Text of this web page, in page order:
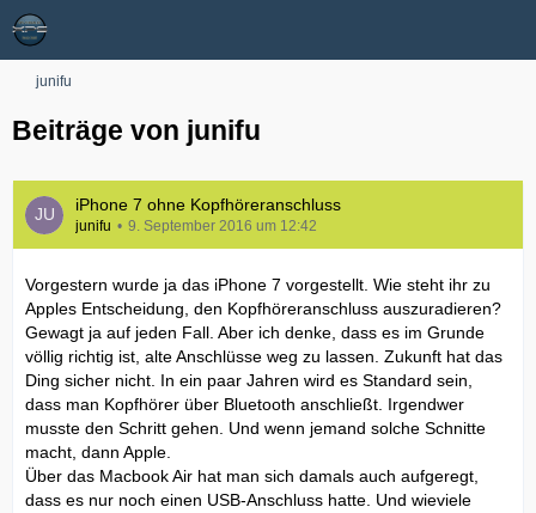
junifu
Beiträge von junifu
iPhone 7 ohne Kopfhöreranschluss
junifu 9. September 2016 um 12:42
Vorgestern wurde ja das iPhone 7 vorgestellt. Wie steht ihr zu
Apples Entscheidung, den Kopfhöreranschluss auszuradieren?
Gewagt ja auf jeden Fall. Aber ich denke, dass es im Grunde
völlig richtig ist, alte Anschlüsse weg zu lassen. Zukunft hat das
Ding sicher nicht. In ein paar Jahren wird es Standard sein,
dass man Kopfhörer über Bluetooth anschließt. Irgendwer
musste den Schritt gehen. Und wenn jemand solche Schnitte
macht, dann Apple.
Über das Macbook Air hat man sich damals auch aufgeregt,
dass es nur noch einen USB-Anschluss hatte. Und wieviele